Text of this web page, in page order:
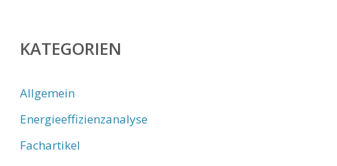
KATEGORIEN
Allgemein
Energieeffizienzanalyse
Fachartikel